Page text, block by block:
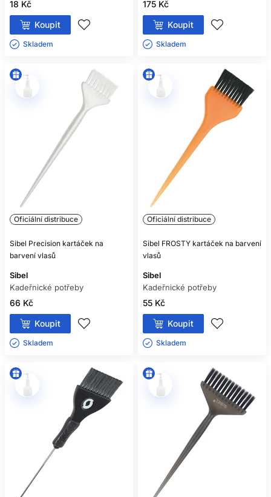
18 Kč
Koupit
Skladem ㅤ
175 Kč
Koupit
Skladem ㅤ
Oficiální distribuce
Sibel Precision kartáček na
barvení vlasů
Sibel
Kadeřnické potřeby
66 Kč
Koupit
Skladem ㅤ
Oficiální distribuce
Sibel FROSTY kartáček na barvení
vlasů
Sibel
Kadeřnické potřeby
55 Kč
Koupit
Skladem ㅤ